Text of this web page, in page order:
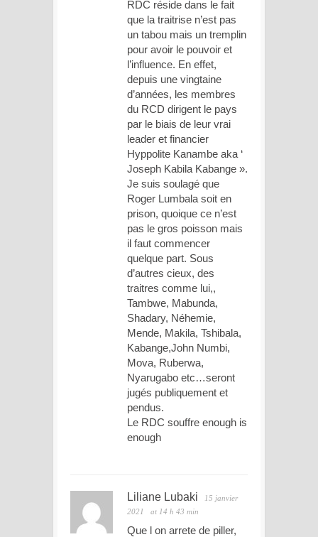
RDC réside dans le fait
que la traitrise n’est pas
un tabou mais un tremplin
pour avoir le pouvoir et
l’influence. En effet,
depuis une vingtaine
d’années, les membres
du RCD dirigent le pays
par le biais de leur vrai
leader et financier
Hyppolite Kanambe aka ‘
Joseph Kabila Kabange ».
Je suis soulagé que
Roger Lumbala soit en
prison, quoique ce n’est
pas le gros poisson mais
il faut commencer
quelque part. Sous
d’autres cieux, des
traitres comme lui,,
Tambwe, Mabunda,
Shadary, Néhemie,
Mende, Makila, Tshibala,
Kabange,John Numbi,
Mova, Ruberwa,
Nyarugabo etc…seront
jugés publiquement et
pendus.
Le RDC souffre enough is
enough
Liliane Lubaki
15 janvier
2021
at 14 h 43 min
Que l on arrete de piller,